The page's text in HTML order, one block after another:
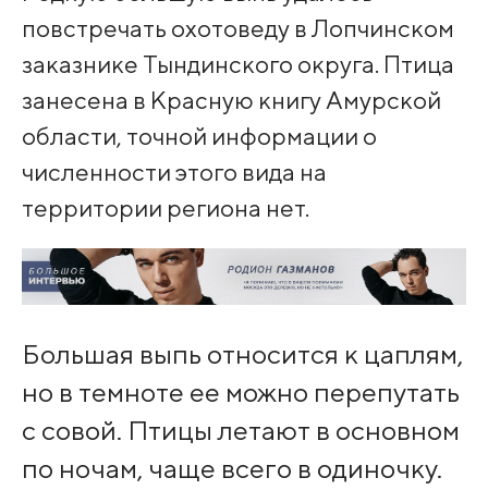
повстречать охотоведу в Лопчинском
заказнике Тындинского округа. Птица
занесена в Красную книгу Амурской
области, точной информации о
численности этого вида на
территории региона нет.
Большая выпь относится к цаплям,
но в темноте ее можно перепутать
с совой. Птицы летают в основном
по ночам, чаще всего в одиночку.